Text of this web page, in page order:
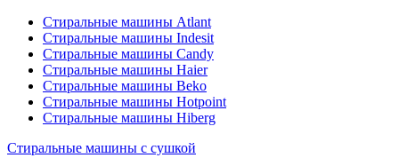
Стиральные машины Atlant
Стиральные машины Indesit
Стиральные машины Candy
Стиральные машины Haier
Стиральные машины Beko
Стиральные машины Hotpoint
Стиральные машины Hiberg
Стиральные машины с сушкой